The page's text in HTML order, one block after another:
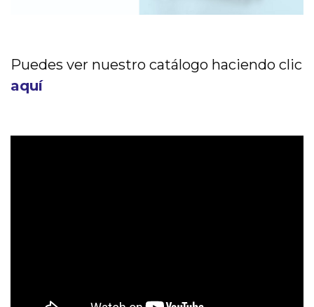
Puedes ver nuestro catálogo haciendo clic
aquí